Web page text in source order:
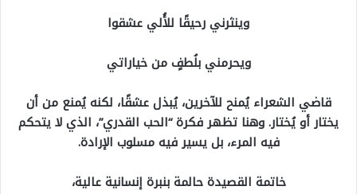
وينثرني رحيقًا للأُلي عشقوا
ويحرمني بلُطفٍ من خياراتي
قاضي الشعراء يُمنح للآخرين، يُبذل عشقًا، لكنه يُمنع من أن
يختار أو يُختار. وهنا تظهر فكرة “الحب القدري”، الذي لا يتحكم
فيه المرء، بل يسير فيه مسلوب الإرادة.
خاتمة القصيدة حالمة بنبرة إنسانية عالية،